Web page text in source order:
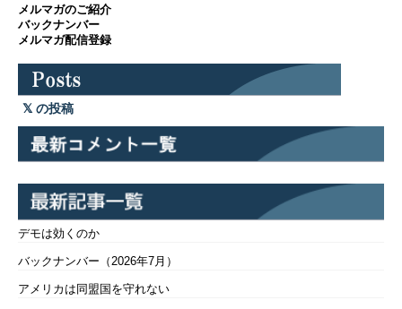
メルマガのご紹介
バックナンバー
メルマガ配信登録
の投稿
デモは効くのか
バックナンバー（2026年7月）
アメリカは同盟国を守れない